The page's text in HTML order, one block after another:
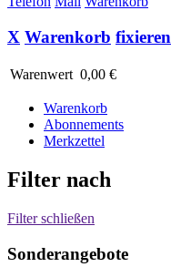
X Warenkorb fixieren
Warenwert 0,00 €
Warenkorb
Abonnements
Merkzettel
Filter nach
Filter schließen
Sonderangebote